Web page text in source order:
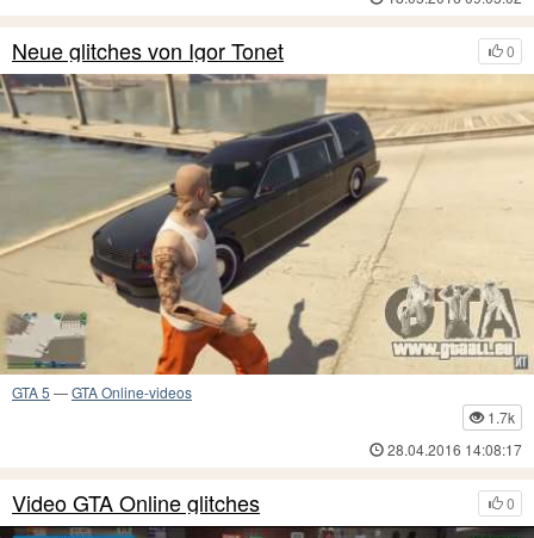
0
Neue glitches von Igor Tonet
GTA 5 —GTA Online-videos
1.7k
28.04.2016 14:08:17
0
Video GTA Online glitches